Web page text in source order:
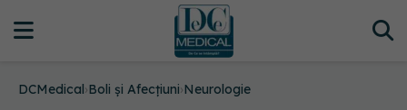
DCMedical›Boli și Afecțiuni›Neurologie